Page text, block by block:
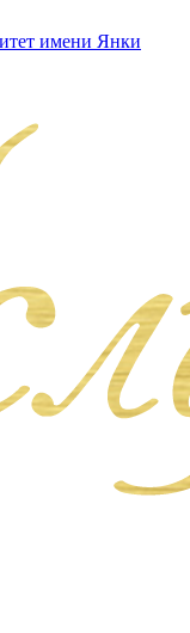
имени Янки